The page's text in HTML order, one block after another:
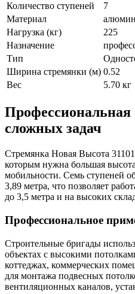
Количество ступеней
7
Материал
Нагрузка (кг)
225
Назначение
Тип
Ширина стремянки (м) 0.52
Вес
5.70 кг
Профессиональная
сложных задач
Стремянка Новая Высота
которым нужна большая
мобильности. Семь ступеней
3,89 метра, что позволяет
до 3,5 метра и на высоких
Профессиональное
Строительные бригады
объектах с высокими
коттеджах, коммерческих
для монтажа подвесных
вентиляционных каналов,